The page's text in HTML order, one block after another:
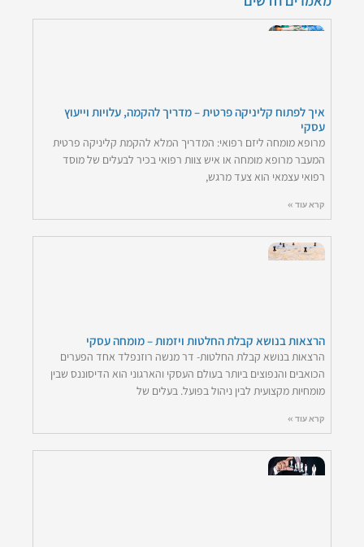
איך לפתוח קליניקה פרטית – מדריך להקמה, עלויות וייעוץ
עסקי
מרופא מומחה ליזם רפואי: המדריך המלא להקמת קליניקה פרטית
המעבר מרופא מומחה או איש צוות רפואי בכיר לבעלים של מוסד
רפואי עצמאי הוא צעד מרגש,
קרא עוד »
הרצאות בנושא קבלת החלטות ויזמות – מומחה עסקי
הרצאות בנושא קבלת החלטות- דר מנשה רוזנפלד אחד הפערים
הכואבים והנפוצים ביותר בעולם העסקי והארגוני הוא הדיסוננס שבין
מומחיות מקצועית לבין ניהול בפועל. בעלים של
קרא עוד »